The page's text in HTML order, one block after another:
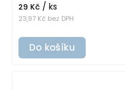
23,97 Kč bez DPH
29 Kč / ks
Do košíku